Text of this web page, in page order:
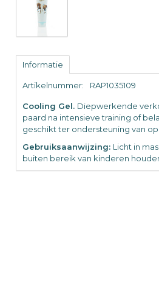
Informatie
Artikelnummer: RAP1035109
Cooling Gel. Diepwerkende
paard na intensieve training of
geschikt ter ondersteuning van
Gebruiksaanwijzing: Licht in
buiten bereik van kinderen